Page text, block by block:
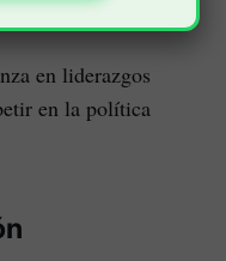
en liderazgos
en la política